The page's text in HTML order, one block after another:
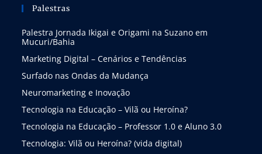
Palestras
Palestra Jornada Ikigai e Origami na Suzano em
Mucuri/Bahia
Marketing Digital – Cenários e Tendências
Surfado nas Ondas da Mudança
Neuromarketing e Inovação
Tecnologia na Educação – Vilã ou Heroína?
Tecnologia na Educação – Professor 1.0 e Aluno 3.0
Tecnologia: Vilã ou Heroína? (vida digital)